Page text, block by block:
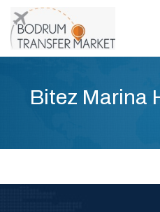
Bitez Marina